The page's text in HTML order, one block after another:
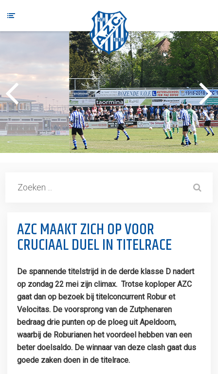
AZC MAAKT ZICH OP VOOR
CRUCIAAL DUEL IN TITELRACE
De spannende titelstrijd in de derde klasse D nadert
op zondag 22 mei zijn climax. Trotse koploper AZC
gaat dan op bezoek bij titelconcurrent Robur et
Velocitas. De voorsprong van de Zutphenaren
bedraag drie punten op de ploeg uit Apeldoorn,
waarbij de Roburianen het voordeel hebben van een
beter doelsaldo. De winnaar van deze clash gaat dus
goede zaken doen in de titelrace.